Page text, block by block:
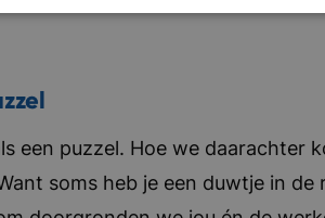
een puzzel. Hoe we daarachter
soms heb je een duwtje in